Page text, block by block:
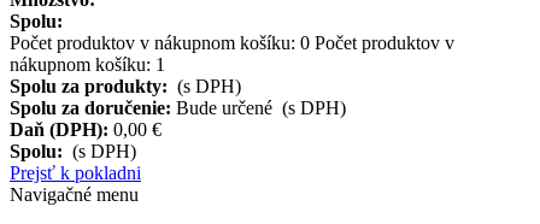
Spolu:
Počet produktov v nákupnom košíku: 0 Počet produktov v
nákupnom košíku: 1
Spolu za produkty: (s DPH)
Spolu za doručenie: Bude určené (s DPH)
Daň (DPH): 0,00 €
Spolu: (s DPH)
Prejsť k pokladni
Navigačné menu